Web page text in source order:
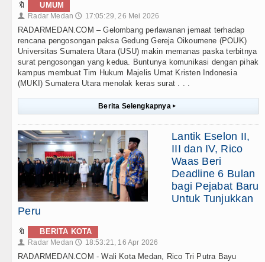
🔖 UMUM
👤 Radar Medan 🕔 17:05:29, 26 Mei 2026
RADARMEDAN.COM – Gelombang perlawanan jemaat terhadap
rencana pengosongan paksa Gedung Gereja Oikoumene (POUK)
Universitas Sumatera Utara (USU) makin memanas paska terbitnya
surat pengosongan yang kedua. Buntunya komunikasi dengan pihak
kampus membuat Tim Hukum Majelis Umat Kristen Indonesia
(MUKI) Sumatera Utara menolak keras surat . . .
Berita Selengkapnya ▸
Lantik Eselon II,
III dan IV, Rico
Waas Beri
Deadline 6 Bulan
bagi Pejabat Baru
Untuk Tunjukkan
Peru
🔖 BERITA KOTA
👤 Radar Medan 🕔 18:53:21, 16 Apr 2026
RADARMEDAN.COM - Wali Kota Medan, Rico Tri Putra Bayu